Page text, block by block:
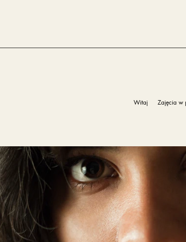
Witaj Zajęcia w